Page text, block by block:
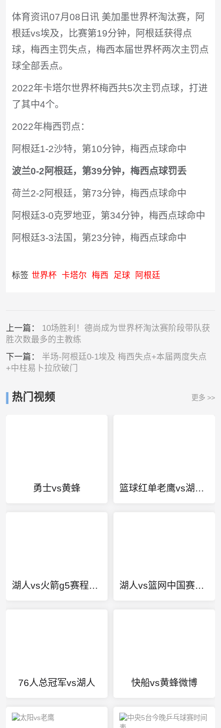
体育资讯07月08日讯 美加墨世界杯淘汰赛，阿
根廷vs埃及，比赛第19分钟，阿根廷获得点
球，梅西主罚失点，梅西本届世界杯两次主罚点
球全部丢点。
2022年卡塔尔世界杯梅西共5次主罚点球，打进
了其中4个。
2022年梅西罚点：
阿根廷1-2沙特，第10分钟，梅西点球命中
波兰0-2阿根廷，第39分钟，梅西点球罚丢
荷兰2-2阿根廷，第73分钟，梅西点球命中
阿根廷3-0克罗地亚，第34分钟，梅西点球命中
阿根廷3-3法国，第23分钟，梅西点球命中
标签 世界杯 卡塔尔 梅西 足球 阿根廷
上一篇： 10场胜利！德尚成为世界杯淘汰赛阶段带队获
胜次数最多的主教练
下一篇： 半场-阿根廷0-1埃及 梅西失点+本届两度失点
+中柱易卜拉欣破门
热门视频 更多 >>
勇士vs黄蜂 篮球红单老鹰vs湖人猛料
湖人vs火箭g5赛程回放 湖人vs篮网中国赛门票
76人总冠军vs湖人 快船vs黄蜂微博